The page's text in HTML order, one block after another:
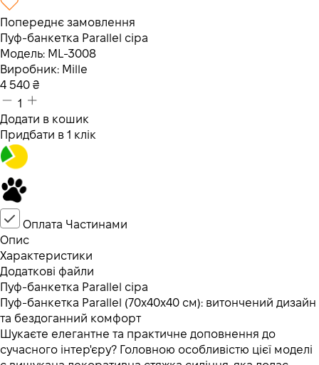
Попереднє замовлення
Пуф-банкетка Parallel сіра
Модель: ML-3008
Виробник: Mille
4 540 ₴
1
Додати в кошик
Придбати в 1 клік
Оплата Частинами
Опис
Характеристики
Додаткові файли
Пуф-банкетка Parallel сіра
Пуф-банкетка Parallel (70х40х40 см): витончений дизайн
та бездоганний комфорт
Шукаєте елегантне та практичне доповнення до
сучасного інтер'єру? Головною особливістю цієї моделі